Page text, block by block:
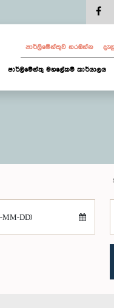
පාර්ලි‌මේන්තුව නරඹන්න
පාර්ලිමේන්තු මහලේකම් කාර්යාලය
DD)